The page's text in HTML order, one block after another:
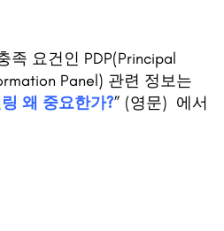
족 요건인 PDP(Principal
Panel) 관련 정보는
왜 중요한가?” (영문) 에서